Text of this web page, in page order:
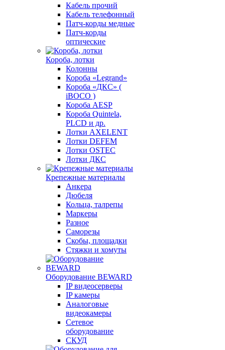
Кабель прочий
Кабель телефонный
Патч-корды медные
Патч-корды
оптические
Короба, лотки
Колонны
Короба «Legrand»
Короба «ДКС» (
iBOCO )
Короба AESP
Короба Quintela,
PLCD и др.
Лотки AXELENT
Лотки DEFEM
Лотки OSTEC
Лотки ДКС
Крепежные материалы
Анкера
Дюбеля
Кольца, талрепы
Маркеры
Разное
Саморезы
Скобы, площадки
Стяжки и хомуты
Оборудование BEWARD
IP видеосерверы
IP камеры
Аналоговые
видеокамеры
Сетевое
оборудование
СКУД